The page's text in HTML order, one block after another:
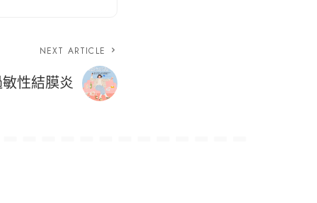
NEXT ARTICLE
性結膜炎